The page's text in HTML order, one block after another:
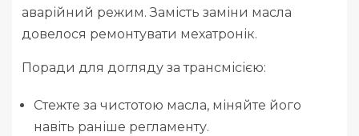
аварійний режим. Замість заміни масла
довелося ремонтувати мехатронік.
Поради для догляду за трансмісією:
Стежте за чистотою масла, міняйте його
навіть раніше регламенту.